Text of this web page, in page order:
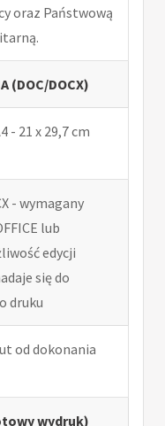
oraz Państwową
(DOC/DOCX)
- 21 x 29,7 cm
- wymagany
lub
edycji
się do
druku
od dokonania
wydruk)